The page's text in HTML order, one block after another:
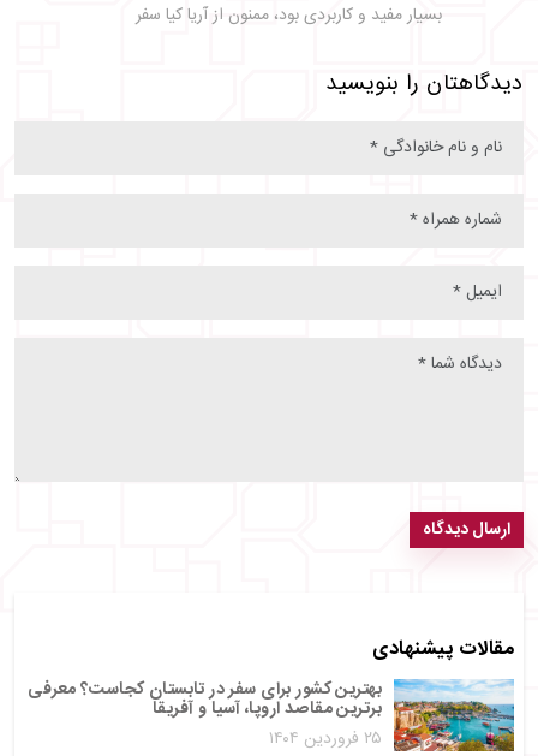
مقالات پیشنهادی
بهترین کشور برای سفر در تابستان کجاست؟ معرفی
برترین مقاصد اروپا، آسیا و آفریقا
۲۵ فروردین ۱۴۰۴
بسیار مفید و کاربردی بود، ممنون از آریا کیا سفر
دیدگاهتان را بنویسید
ارسال دیدگاه